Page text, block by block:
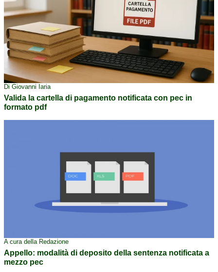
Di Giovanni Iaria
Valida la cartella di pagamento notificata con pec in
formato pdf
A cura della Redazione
Appello: modalità di deposito della sentenza notificata a
mezzo pec